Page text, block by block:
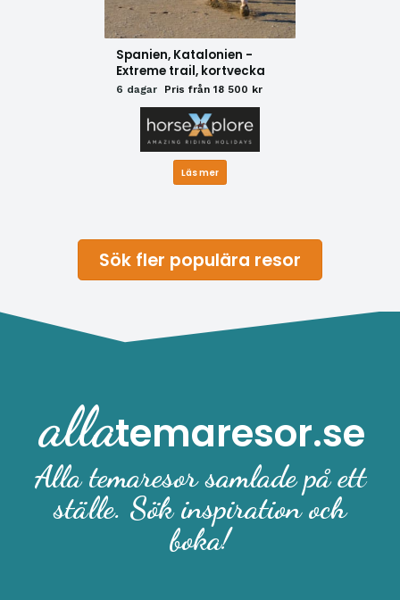
Spanien, Katalonien -
Extreme trail, kortvecka
6 dagar Pris från 18 500 kr
Läs mer
Sök fler populära resor
allatemaresor.se
Alla temaresor samlade på ett
ställe. Sök inspiration och
boka!